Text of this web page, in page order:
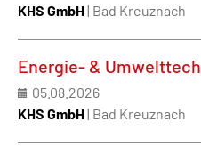
KHS GmbH| Bad Kreuznach
Energie- &
05.08.2026
KHS GmbH| Bad Kreuznach